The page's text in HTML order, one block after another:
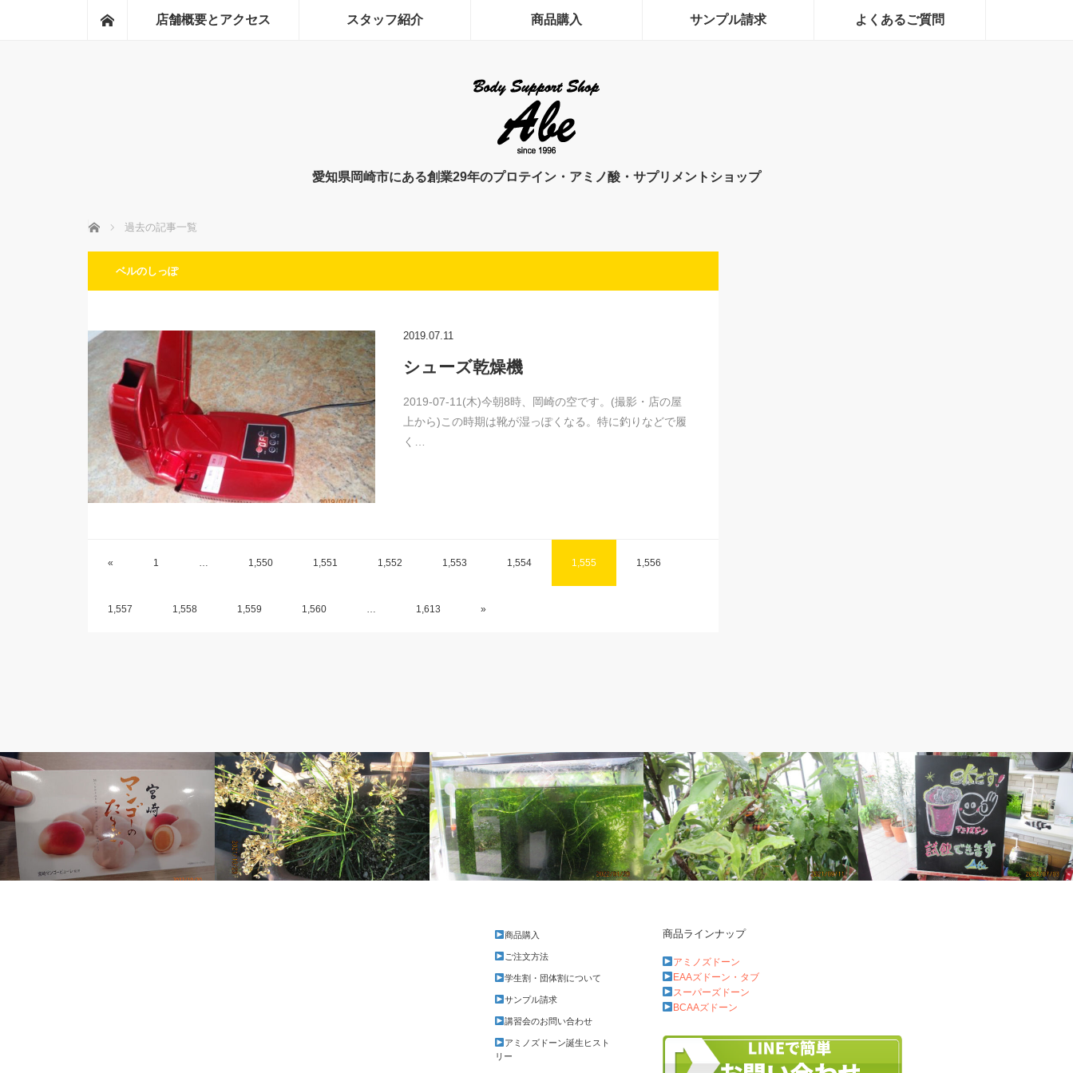
ホーム店舗概要とアクセス スタッフ紹介 商品購入 サンプル請求 よくあるご質問
愛知県岡崎市にある創業29年のプロテイン・アミノ酸・サプリメントショップ
ホーム 過去の記事一覧
ベルのしっぽ
2019.07.11
シューズ乾燥機
2019-07-11(木)今朝8時、岡崎の空です。(撮影・店の屋
上から)この時期は靴が湿っぽくなる。特に釣りなどで履
く…
« 1 … 1,550 1,551 1,552 1,553 1,554 1,555 1,556
1,557 1,558 1,559 1,560 … 1,613 »
商品ラインナップ
アミノズドーン
EAAズドーン・タブ
スーパーズドーン
BCAAズドーン
商品購入
ご注文方法
学生割・団体割について
サンプル請求
講習会のお問い合わせ
アミノズドーン誕生ヒスト
リー